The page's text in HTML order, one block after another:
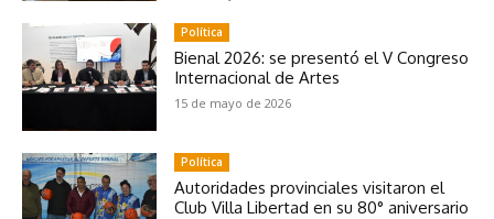
Política
Bienal 2026: se presentó el V Congreso
Internacional de Artes
15 de mayo de 2026
Política
Autoridades provinciales visitaron el
Club Villa Libertad en su 80° aniversario